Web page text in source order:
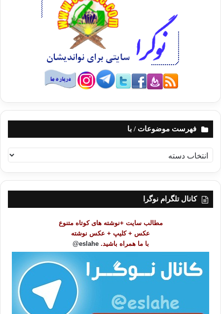
فهرست موضوعات / با
ه
ر
کانال تلگرام نوگرا
مطالب سایت +نوشته های کوتاه متنوع
عکس + کلیپ + عکس نوشته
با ما همراه باشید. eslahe@